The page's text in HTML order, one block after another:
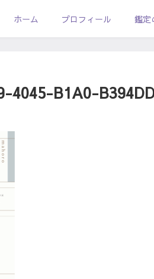
ホーム プロフィール 鑑定
4045-B1A0-